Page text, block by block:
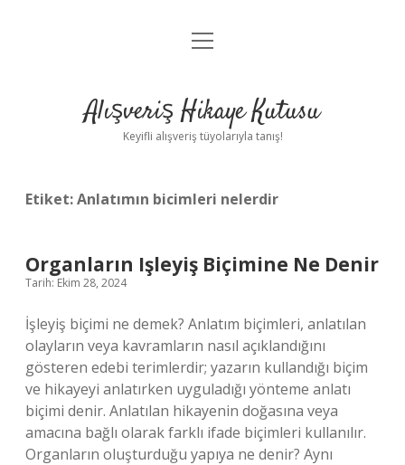
Anasayfa
Yasal Uyarı
menüyü
Alışveriş Hikaye Kutusu
Keyifli alışveriş tüyolarıyla tanış!
Etiket:Anlatımın bicimleri nelerdir
Organların Işleyiş Biçimine Ne Denir
Tarih: Ekim 28, 2024
İşleyiş biçimi ne demek? Anlatım biçimleri, anlatılan
olayların veya kavramların nasıl açıklandığını
gösteren edebi terimlerdir; yazarın kullandığı biçim
ve hikayeyi anlatırken uyguladığı yönteme anlatı
biçimi denir. Anlatılan hikayenin doğasına veya
amacına bağlı olarak farklı ifade biçimleri kullanılır.
Organların oluşturduğu yapıya ne denir? Aynı